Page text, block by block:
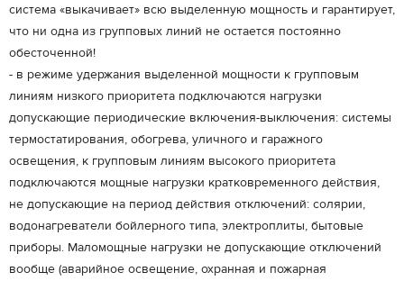
система «выкачивает» всю выделенную мощность и гарантирует,
что ни одна из групповых линий не остается постоянно
обесточенной!
- в режиме удержания выделенной мощности к групповым
линиям низкого приоритета подключаются нагрузки
допускающие периодические включения-выключения: системы
термостатирования, обогрева, уличного и гаражного
освещения, к групповым линиям высокого приоритета
подключаются мощные нагрузки кратковременного действия,
не допускающие на период действия отключений: солярии,
водонагреватели бойлерного типа, электроплиты, бытовые
приборы. Маломощные нагрузки не допускающие отключений
вообще (аварийное освещение, охранная и пожарная